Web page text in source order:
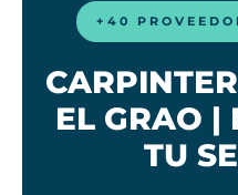
+40
EL GRAO |
TU